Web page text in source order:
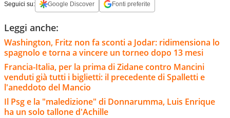
Seguici su: Google Discover Fonti preferite
Leggi anche:
Washington, Fritz non fa sconti a Jodar: ridimensiona lo
spagnolo e torna a vincere un torneo dopo 13 mesi
Francia-Italia, per la prima di Zidane contro Mancini
venduti già tutti i biglietti: il precedente di Spalletti e
l'aneddoto del Mancio
Il Psg e la "maledizione" di Donnarumma, Luis Enrique
ha un solo tallone d'Achille